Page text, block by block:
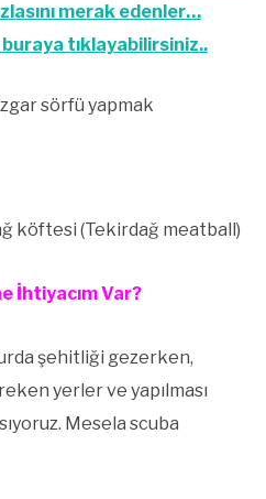
merak edenler…
buraya tıklayabilirsiniz..
sörfü yapmak
köftesi (Tekirdağ meatball)
İhtiyacım Var?
şehitliği gezerken,
yerler ve yapılması
Mesela scuba